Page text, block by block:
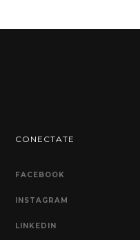
CONECTATE
FACEBOOK
INSTAGRAM
LINKEDIN